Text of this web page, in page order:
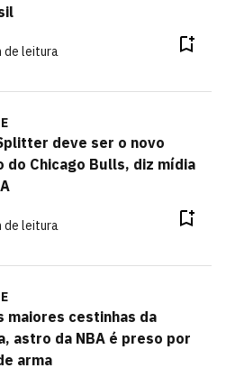
de leitura
deve ser o novo
do Chicago Bulls, diz mídia
de leitura
maiores cestinhas da
astro da NBA é preso por
arma